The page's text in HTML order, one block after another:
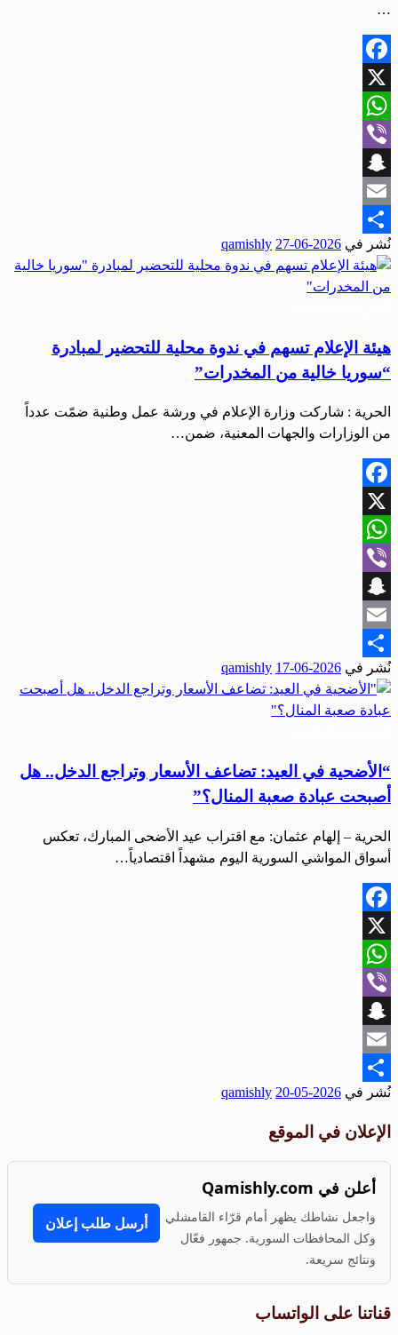
…
Facebook
X
WhatsApp
Viber
Snapchat
Email
Share
نُشر في 2026-06-27
qamishly
هيئة الإعلام تسهم في ندوة محلية للتحضير لمبادرة
“سوريا خالية من المخدرات”
الحرية : شاركت وزارة الإعلام في ورشة عمل وطنية ضمّت عدداً
من الوزارات والجهات المعنية، ضمن…
Facebook
X
WhatsApp
Viber
Snapchat
Email
Share
نُشر في 2026-06-17
qamishly
“الأضحية في العيد: تضاعف الأسعار وتراجع الدخل.. هل
أصبحت عبادة صعبة المنال؟”
الحرية – إلهام عثمان: مع اقتراب عيد الأضحى المبارك، تعكس
أسواق المواشي السورية اليوم مشهداً اقتصادياً…
Facebook
X
WhatsApp
Viber
Snapchat
Email
Share
نُشر في 2026-05-20
qamishly
الإعلان في الموقع
أعلن في Qamishly.com
واجعل نشاطك يظهر أمام قرّاء القامشلي
وكل المحافظات السورية. جمهور فعّال
ونتائج سريعة.
أرسل طلب إعلان
قناتنا على الواتساب